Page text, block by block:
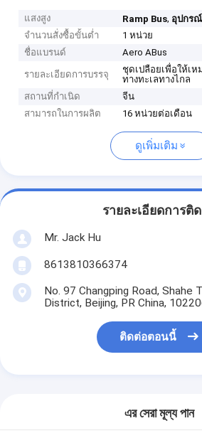
แสงสูง Ramp Bus, อุปกร
จำนวนสั่งซื้อขั้นต่ำ
1 หน่วย
ชื่อแบรนด์
Aero ABus
รายละเอียดการบรรจุ
ชุดเปลือยเพื่อให้เ
ทางทะเลทางไกล
สถานที่กำเนิด
จีน
สามารถในการผลิต
16 หน่วยต่อเดือน
ดูเพิ่มเติม
รายละเอียดการติ
Mr. Jack Hu
8613810366374
No. 97 Changping Road, Shahe
District, Beijing, PR China,
ติดต่อตอนนี้
এর সেরা মূল্য পান